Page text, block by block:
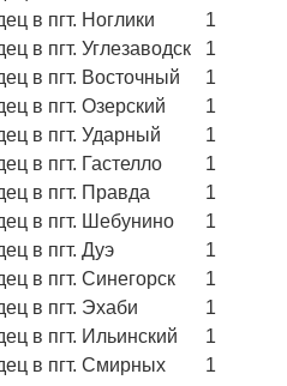
в пгт. Ноглики
1
в пгт. Углезаводск
1
в пгт. Восточный
1
в пгт. Озерский
1
в пгт. Ударный
1
в пгт. Гастелло
1
в пгт. Правда
1
в пгт. Шебунино
1
в пгт. Дуэ
1
в пгт. Синегорск
1
в пгт. Эхаби
1
в пгт. Ильинский
1
в пгт. Смирных
1